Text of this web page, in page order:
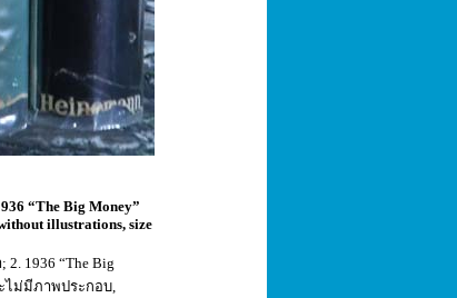
“The Big Money”
illustrations, size
2. 1936 “The Big
ะไม่มีภาพประกอบ,